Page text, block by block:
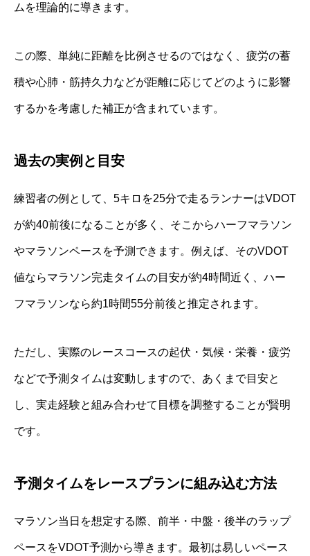
ムを理論的に導きます。
この際、単純に距離を比例させるのではなく、疲労の蓄
積や心肺・筋持久力などが距離に応じてどのように影響
するかを考慮した補正が含まれています。
過去の実例と目安
練習者の例として、5キロを25分で走るランナーはVDOT
が約40前後になることが多く、そこからハーフマラソン
やマラソンペースを予測できます。例えば、そのVDOT
値ならマラソン完走タイムの目安が約4時間近く、ハー
フマラソンなら約1時間55分前後と推定されます。
ただし、実際のレースコースの起伏・気候・栄養・疲労
などで予測タイムは変動しますので、あくまで目安と
し、実走経験と組み合わせて目標を調整することが賢明
です。
予測タイムをレースプランに組み込む方法
マラソン当日を想定する際、前半・中盤・後半のラップ
ペースをVDOT予測から導きます。最初は易しいペース